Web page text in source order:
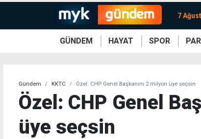
7
GÜNDEM HAYAT SPOR
Gündem KKTC Özel: CHP Genel Başkanını 2 milyon üye seçsin
Özel: CHP Genel
üye seçsin